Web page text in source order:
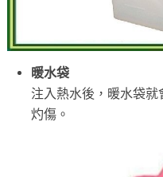
暖水袋
注入熱水後，暖水袋
灼傷。